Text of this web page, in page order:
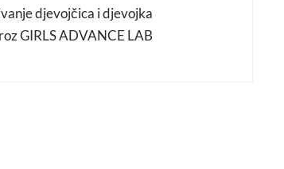
djevojčica i djevojka
GIRLS ADVANCE LAB